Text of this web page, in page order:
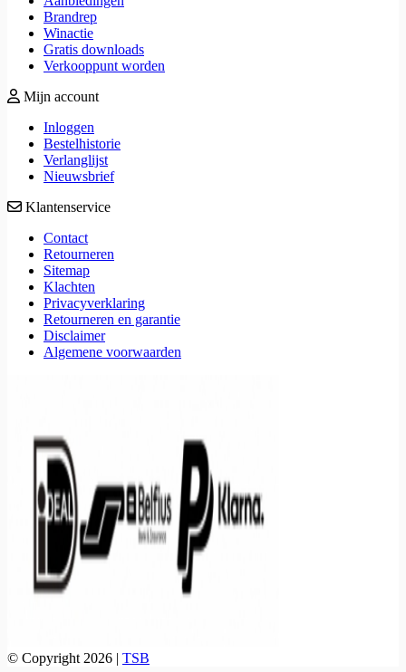
Brandrep
Winactie
Gratis downloads
Verkooppunt worden
Mijn account
Inloggen
Bestelhistorie
Verlanglijst
Nieuwsbrief
Klantenservice
Contact
Retourneren
Sitemap
Klachten
Privacyverklaring
Retourneren en garantie
Disclaimer
Algemene voorwaarden
© Copyright 2026 | TSB